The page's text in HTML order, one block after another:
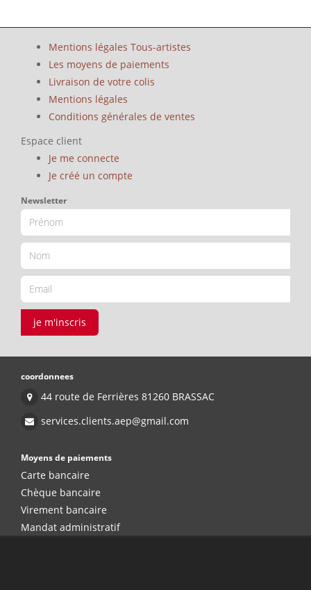
Mentions légales Tous-artistes
Les moyens de paiements
Livraison de votre colis
Mentions légales
Conditions générales de ventes
Espace client
Je me connecte
Je créé un compte
Newsletter
je m'inscris
coordonnees
44 route de Ferrières 81260 BRASSAC
services.clients.aep@gmail.com
Moyens de paiements
Carte bancaire
Chèque bancaire
Virement bancaire
Mandat administratif